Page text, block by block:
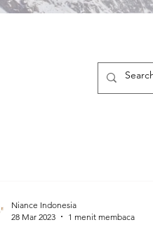
Niance Indonesia
28 Mar 2023
1 menit membaca